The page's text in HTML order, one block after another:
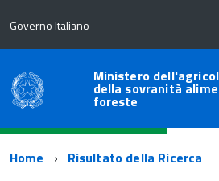
Governo Italiano
Ministero
della sovranità
foreste
Percorso
Home Risultato della Ricerca